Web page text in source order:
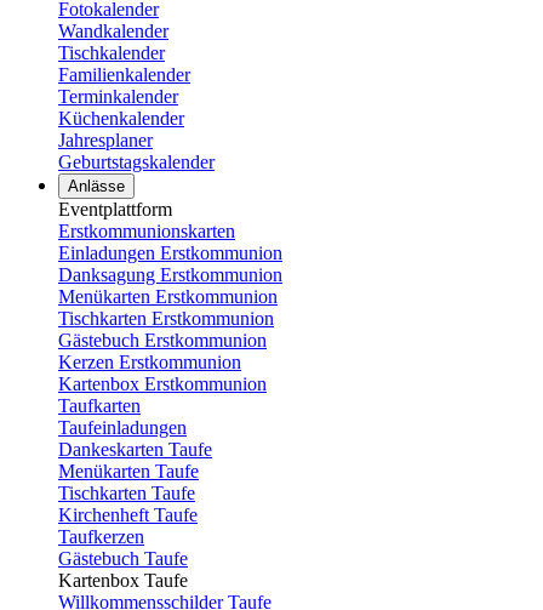
Fotokalender
Wandkalender
Tischkalender
Familienkalender
Terminkalender
Küchenkalender
Jahresplaner
Geburtstagskalender
Anlässe
Eventplattform
Erstkommunionskarten
Einladungen Erstkommunion
Danksagung Erstkommunion
Menükarten Erstkommunion
Tischkarten Erstkommunion
Gästebuch Erstkommunion
Kerzen Erstkommunion
Kartenbox Erstkommunion
Taufkarten
Taufeinladungen
Dankeskarten Taufe
Menükarten Taufe
Tischkarten Taufe
Kirchenheft Taufe
Taufkerzen
Gästebuch Taufe
Kartenbox Taufe
Willkommensschilder Taufe